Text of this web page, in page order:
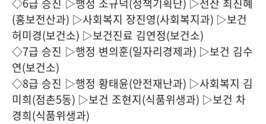
◇6급 승진 ▷행정 조규덕(정책기획단) ▷전산 최진혜
(홍보전산과) ▷사회복지 장진영(사회복지과) ▷보건
허미경(보건소) ▷보건진료 김연정(보건소)
◇7급 승진 ▷행정 변의훈(일자리경제과) ▷보건 김수
연(보건소)
◇8급 승진 ▷행정 황태윤(안전재난과) ▷사회복지 김
미희(점촌5동) ▷보건 조현지(식품위생과) ▷보건 차
경희(식품위생과)